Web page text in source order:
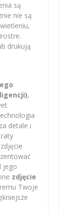
są
nie są
drukują
,
detale i
jego
zdjęcie
Twoje